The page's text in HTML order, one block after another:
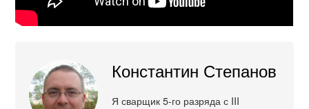
Константин Степанов
Я сварщик 5-го разряда с III